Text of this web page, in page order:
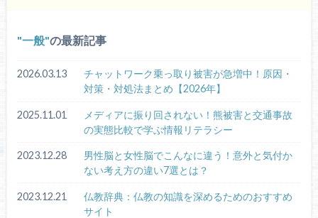
一般 の最新記事
2026.03.13
チャットワーク乗っ取り被害が急増中！原因・
対策・対処法まとめ【2026年】
2025.11.01
メディアに振り回されない！熊被害と交通事故
の実態比較で学ぶ情報リテラシー
2023.12.28
男性脳と女性脳でこんなに違う！意外と気付か
ない考え方の違い7選とは？
2023.12.21
仏教辞典：仏教の知識を深めるためのおすすめ
サイト